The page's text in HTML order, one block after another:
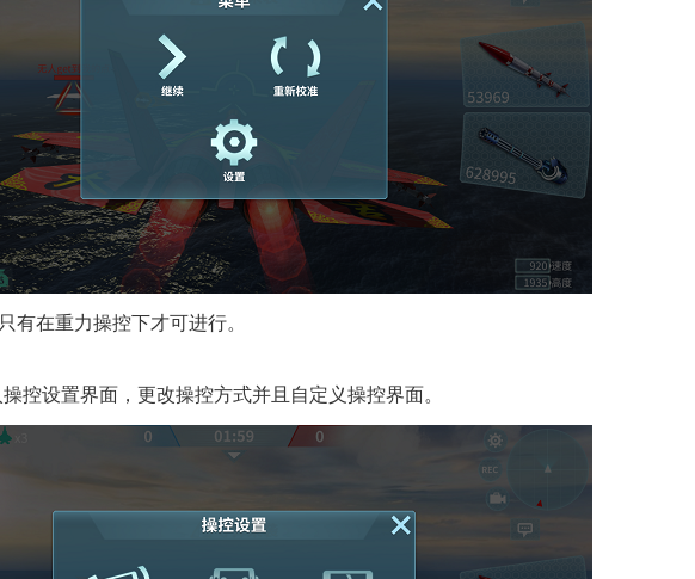
有在重力操控下才可进行。
控设置界面，更改操控方式并且自定义操控界面。